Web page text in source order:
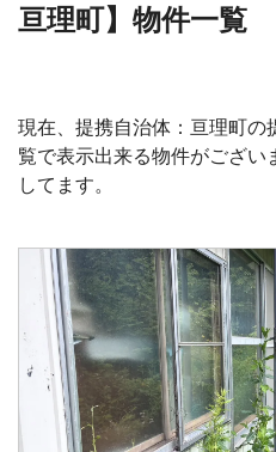
亘理町】物件一覧
現在、提携自治体：亘理町の
覧で表示出来る物件がござ
してます。